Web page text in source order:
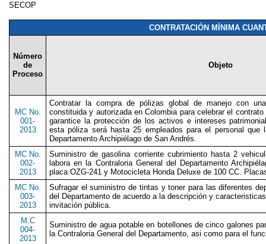
SECOP
CONTRATACIÓN MÍNIMA
Número
de
Proceso
Objeto
MC No.
001-
2013
Contratar la compra de pólizas global de manejo con
constituida y autorizada en Colombia para celebrar el
garantice la protección de los activos e intereses
esta póliza será hasta 25 empleados para el personal que
Departamento Archipiélago de San Andrés.
MC No.
002-
2013
Suministro de gasolina corriente cubrimiento hasta 2
labora en la Contraloria General del Departamento
placa OZG-241 y Motocicleta Honda Deluxe de 100 CC.
MC No.
003-
2013
Sufragar el suministro de tintas y toner para las diferentes
del Departamento de acuerdo a la descripción y
invitación pública.
M.C
004-
2013
Suministro de agua potable en botellones de cinco galones
la Contraloria General del Departamento, asi como para el